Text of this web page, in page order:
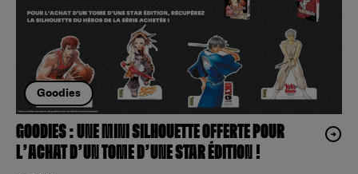
Goodies
GOODIES : UNE MINI SILHOUETTE OFFERTE POUR
L’ACHAT D’UN TOME D’UNE STAR ÉDITION !